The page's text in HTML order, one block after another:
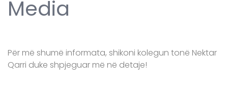
Media
Për më shumë informata, shikoni kolegun tonë Nektar
Qarri duke shpjeguar më në detaje!